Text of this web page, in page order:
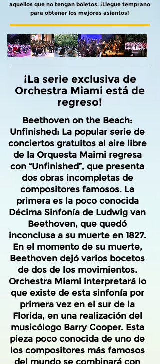
aquellos que no tengan boletos. ¡Llegue temprano
para obtener los mejores asientos!
¡La serie exclusiva de
Orchestra Miami está de
regreso!
Beethoven on the Beach:
Unfinished: La popular serie de
conciertos gratuitos al aire libre
de la Orquesta Maimi regresa
con “Unfinished”, que presenta
dos obras incompletas de
compositores famosos. La
primera es la poco conocida
Décima Sinfonía de Ludwig van
Beethoven, que quedó
inconclusa a su muerte en 1827.
En el momento de su muerte,
Beethoven dejó varios bocetos
de dos de los movimientos.
Orchestra Miami interpretará lo
que existe de esta sinfonía por
primera vez en el sur de la
Florida, en una realización del
musicólogo Barry Cooper. Esta
pieza poco conocida de uno de
los compositores más famosos
del mundo se combinará con